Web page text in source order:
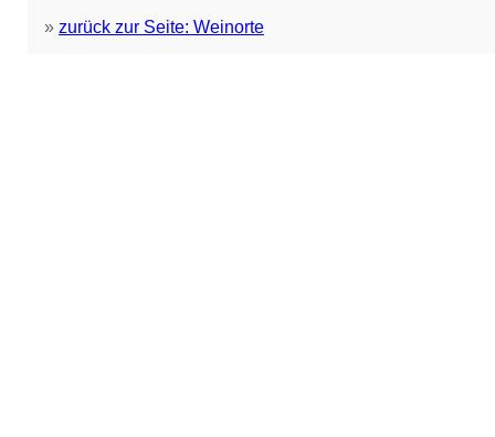
» zurück zur Seite: Weinorte